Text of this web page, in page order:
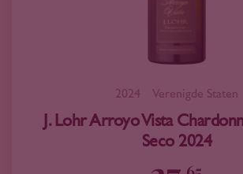
2024 Verenigde Staten
J. Lohr Arroyo Vista
Seco 2024